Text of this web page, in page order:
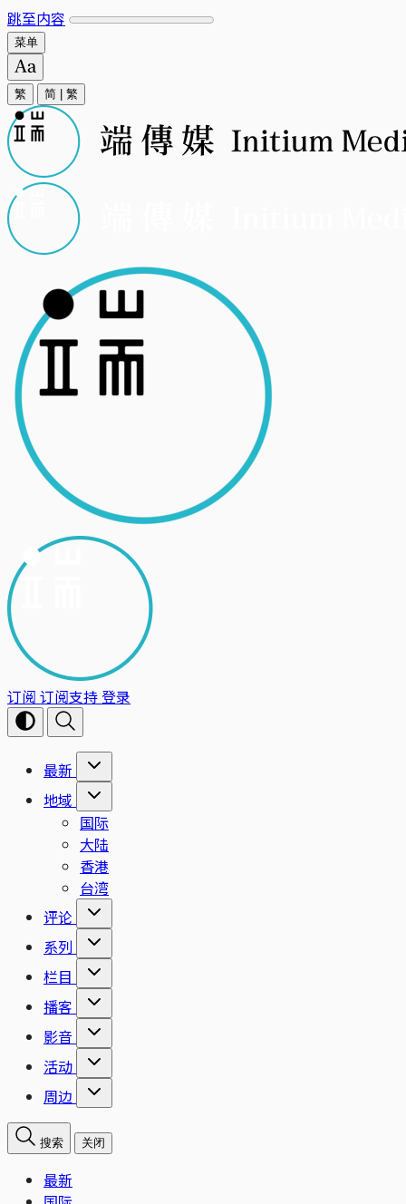
跳至内容
菜单
繁 简 繁
订阅 订阅支持登录
最新
地域
国际
大陆
香港
台湾
评论
系列
栏目
播客
影音
活动
周边
搜索 关闭
最新